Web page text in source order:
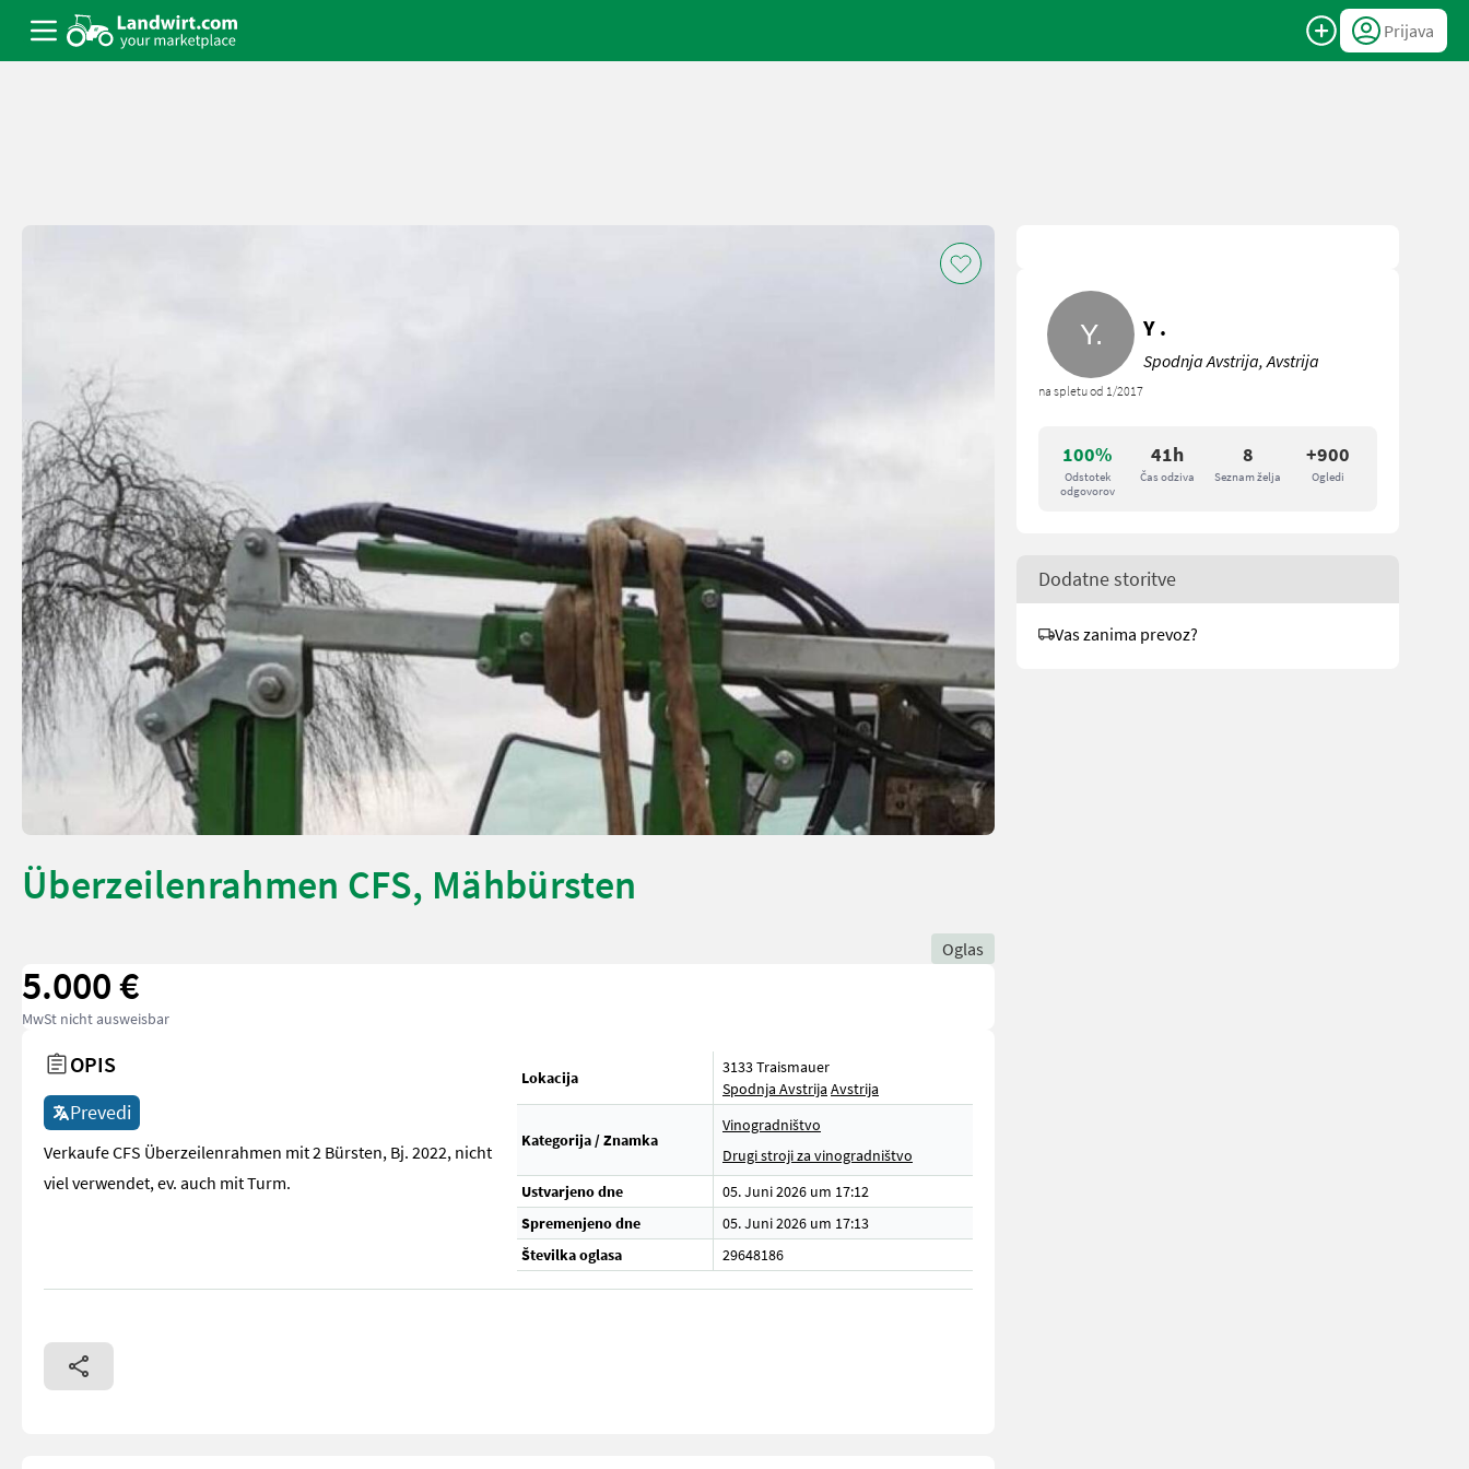
Prijava
Überzeilenrahmen CFS, Mähbürsten
Oglas
5.000 €
MwSt nicht ausweisbar
OPIS
Prevedi
Verkaufe CFS Überzeilenrahmen mit 2 Bürsten, Bj. 2022, nicht
viel verwendet, ev. auch mit Turm.
Lokacija
3133 Traismauer
Spodnja Avstrija Avstrija
Kategorija / Znamka
Vinogradništvo
Drugi stroji za vinogradništvo
Ustvarjeno dne
05. Juni 2026 um 17:12
Spremenjeno dne
05. Juni 2026 um 17:13
Številka oglasa
29648186
100%
Odstotek
odgovorov
41h
Čas odziva
8
Seznam želja
+900
Ogledi
na spletu od 1/2017
Y .
Spodnja Avstrija, Avstrija
Dodatne storitve
Vas zanima prevoz?